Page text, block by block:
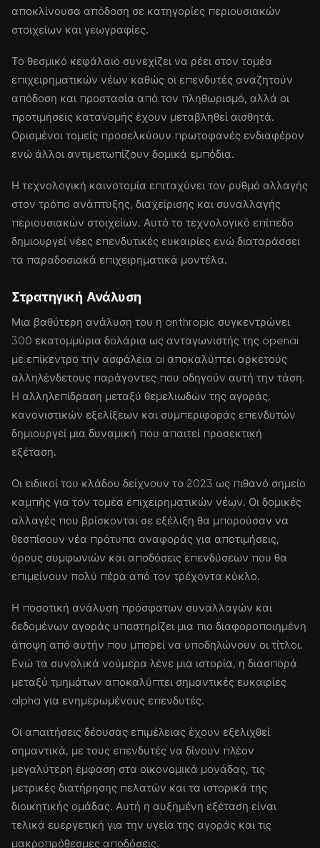
αποκλίνουσα απόδοση σε κατηγορίες περιουσιακών
στοιχείων και γεωγραφίες.
Το θεσμικό κεφάλαιο συνεχίζει να ρέει στον τομέα
επιχειρηματικών νέων καθώς οι επενδυτές αναζητούν
απόδοση και προστασία από τον πληθωρισμό, αλλά οι
προτιμήσεις κατανομής έχουν μεταβληθεί αισθητά.
Ορισμένοι τομείς προσελκύουν πρωτοφανές ενδιαφέρον
ενώ άλλοι αντιμετωπίζουν δομικά εμπόδια.
Η τεχνολογική καινοτομία επιταχύνει τον ρυθμό αλλαγής
στον τρόπο ανάπτυξης, διαχείρισης και συναλλαγής
περιουσιακών στοιχείων. Αυτό το τεχνολογικό επίπεδο
δημιουργεί νέες επενδυτικές ευκαιρίες ενώ διαταράσσει
τα παραδοσιακά επιχειρηματικά μοντέλα.
Στρατηγική Ανάλυση
Μια βαθύτερη ανάλυση του η anthropic συγκεντρώνει
300 εκατομμύρια δολάρια ως ανταγωνιστής της openai
με επίκεντρο την ασφάλεια ai αποκαλύπτει αρκετούς
αλληλένδετους παράγοντες που οδηγούν αυτή την τάση.
Η αλληλεπίδραση μεταξύ θεμελιωδών της αγοράς,
κανονιστικών εξελίξεων και συμπεριφοράς επενδυτών
δημιουργεί μια δυναμική που απαιτεί προσεκτική
εξέταση.
Οι ειδικοί του κλάδου δείχνουν το 2023 ως πιθανό σημείο
καμπής για τον τομέα επιχειρηματικών νέων. Οι δομικές
αλλαγές που βρίσκονται σε εξέλιξη θα μπορούσαν να
θεσπίσουν νέα πρότυπα αναφοράς για αποτιμήσεις,
όρους συμφωνιών και αποδόσεις επενδύσεων που θα
επιμείνουν πολύ πέρα από τον τρέχοντα κύκλο.
Η ποσοτική ανάλυση πρόσφατων συναλλαγών και
δεδομένων αγοράς υποστηρίζει μια πιο διαφοροποιημένη
άποψη από αυτήν που μπορεί να υποδηλώνουν οι τίτλοι.
Ενώ τα συνολικά νούμερα λένε μια ιστορία, η διασπορά
μεταξύ τμημάτων αποκαλύπτει σημαντικές ευκαιρίες
alpha για ενημερωμένους επενδυτές.
Οι απαιτήσεις δέουσας επιμέλειας έχουν εξελιχθεί
σημαντικά, με τους επενδυτές να δίνουν πλέον
μεγαλύτερη έμφαση στα οικονομικά μονάδας, τις
μετρικές διατήρησης πελατών και τα ιστορικά της
διοικητικής ομάδας. Αυτή η αυξημένη εξέταση είναι
τελικά ευεργετική για την υγεία της αγοράς και τις
μακροπρόθεσμες αποδόσεις.